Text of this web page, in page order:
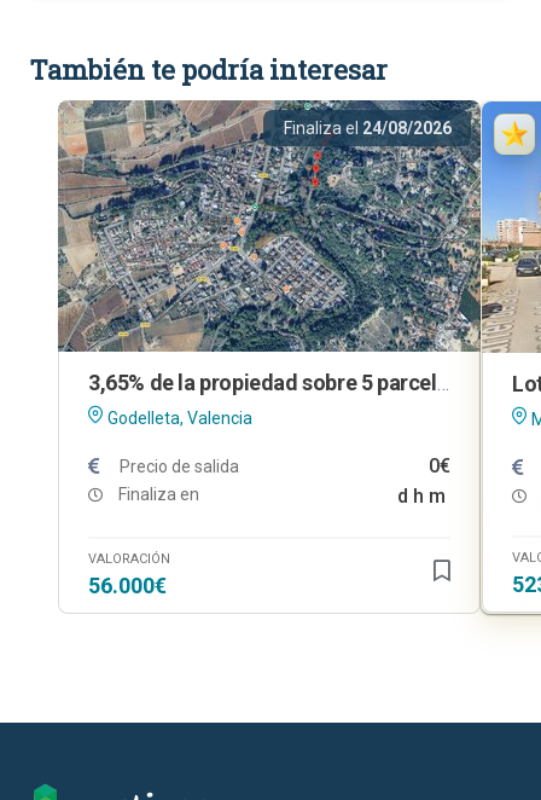
También te podría interesar
Finaliza el 24/08/2026
Godelleta, Valencia
Precio de salida 0€
Finaliza en d h m
VALORACIÓN
56.000€